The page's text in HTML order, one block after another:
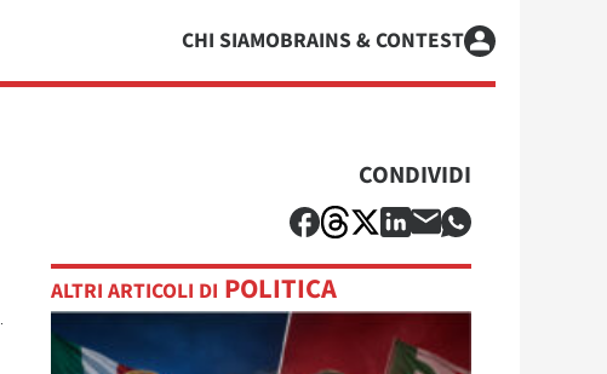
CHI SIAMOBRAINS & CONTEST
CONDIVIDI
ALTRI ARTICOLI DI POLITICA